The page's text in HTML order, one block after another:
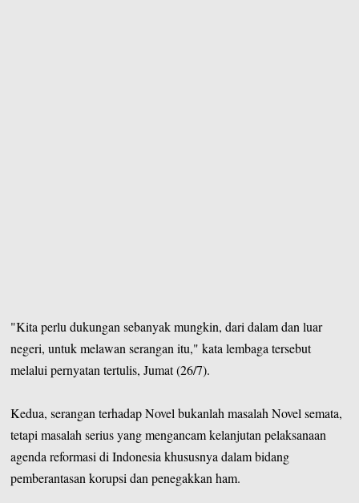
"Kita perlu dukungan sebanyak mungkin, dari dalam dan luar
negeri, untuk melawan serangan itu," kata lembaga tersebut
melalui pernyatan tertulis, Jumat (26/7).
Kedua, serangan terhadap Novel bukanlah masalah Novel semata,
tetapi masalah serius yang mengancam kelanjutan pelaksanaan
agenda reformasi di Indonesia khususnya dalam bidang
pemberantasan korupsi dan penegakkan ham.